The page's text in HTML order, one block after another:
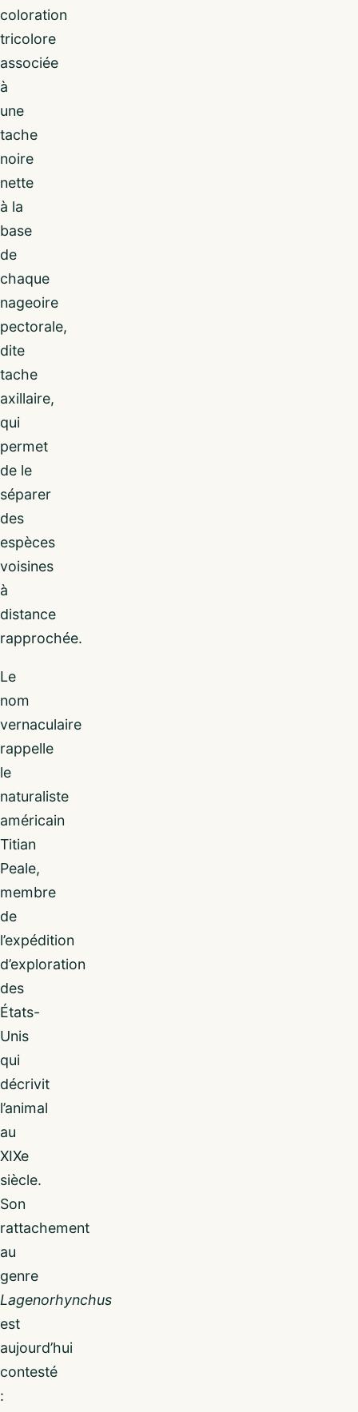
coloration
tricolore
associée
à
une
tache
noire
nette
à la
base
de
chaque
nageoire
pectorale,
dite
tache
axillaire,
qui
permet
de le
séparer
des
espèces
voisines
à
distance
rapprochée.
Le
nom
vernaculaire
rappelle
le
naturaliste
américain
Titian
Peale,
membre
de
l’expédition
d’exploration
des
États-
Unis
qui
décrivit
l’animal
au
XIXe
siècle.
Son
rattachement
au
genre
Lagenorhynchus
est
aujourd’hui
contesté
: